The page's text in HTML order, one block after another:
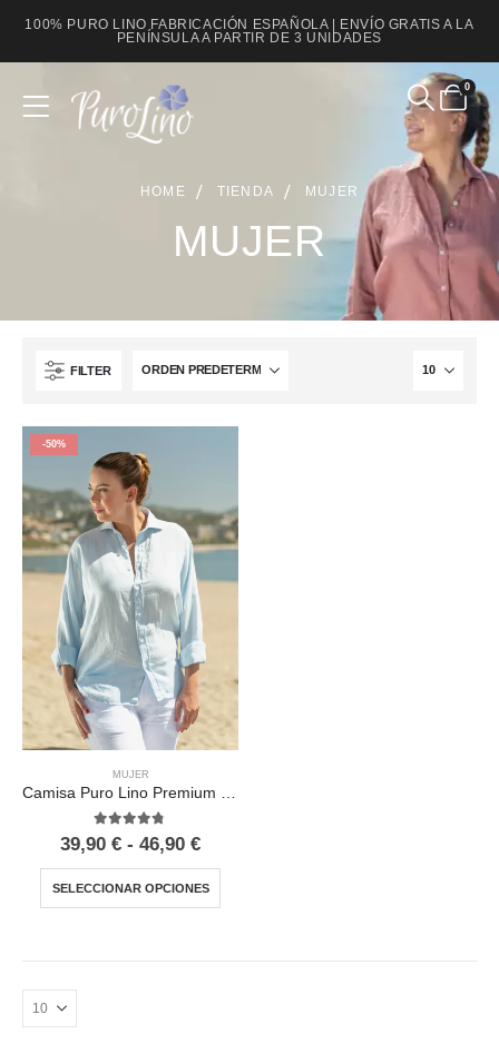
100% PURO LINO FABRICACIÓN ESPAÑOLA | ENVÍO GRATIS A LA
PENÍNSULA A PARTIR DE 3 UNIDADES
0
HOME TIENDA MUJER
MUJER
FILTER
-50%
MUJER
4.67 out of 5
39,90 € - 46,90 €
SELECCIONAR OPCIONES